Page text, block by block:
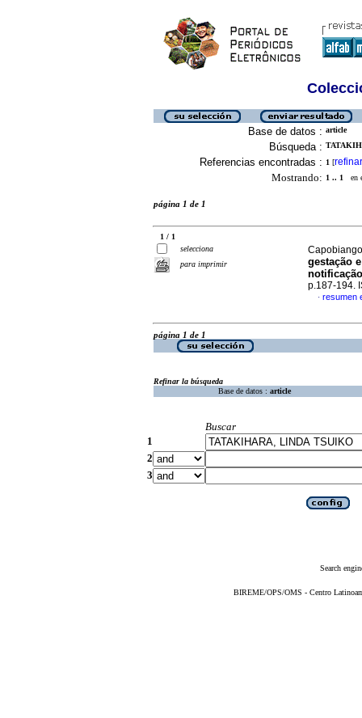
Base de datos : article
Búsqueda :
Referencias encontradas : 1 [refinar
Mostrando: 1 .. 1 en
página 1 de 1
1 / 1
selecciona
para imprimir
gestação
p.187-194.
· resumen
página 1 de 1
Refinar la búsqueda
Base de datos : article
Buscar
1
2
3
Search
BIREME/OPS/OMS - Centro